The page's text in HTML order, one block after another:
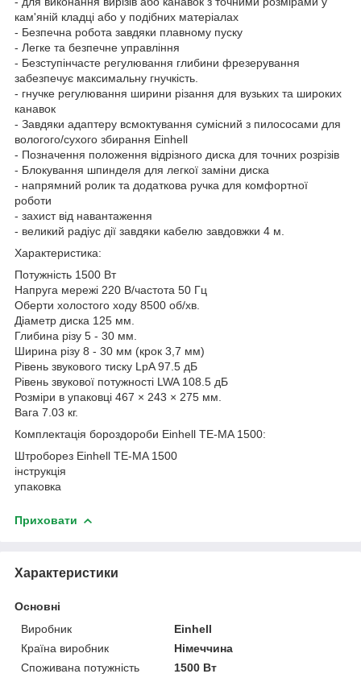
кам'яній кладці або у подібних матеріалах
- Безпечна робота завдяки плавному пуску
- Легке та безпечне управління
- Безступінчасте регулювання глибини фрезерування
забезпечує максимальну гнучкість.
- гнучке регулювання ширини різання для вузьких та широких
канавок
- Завдяки адаптеру всмоктування сумісний з пилососами для
вологого/сухого збирання Einhell
- Позначення положення відрізного диска для точних розрізів
- Блокування шпинделя для легкої заміни диска
- напрямний ролик та додаткова ручка для комфортної
роботи
- захист від навантаження
- великий радіус дії завдяки кабелю завдовжки 4 м.
Характеристика:
Потужність 1500 Вт
Напруга мережі 220 В/частота 50 Гц
Оберти холостого ходу 8500 об/хв.
Діаметр диска 125 мм.
Глибина різу 5 - 30 мм.
Ширина різу 8 - 30 мм (крок 3,7 мм)
Рівень звукового тиску LpA 97.5 дБ
Рівень звукової потужності LWA 108.5 дБ
Розміри в упаковці 467 × 243 × 275 мм.
Вага 7.03 кг.
Комплектація бороздороби Einhell TE-MA 1500:
Штроборез Einhell TE-MA 1500
інструкція
упаковка
Приховати
Характеристики
Основні
Виробник
Einhell
Країна виробник
Німеччина
Споживана потужність
1500 Вт